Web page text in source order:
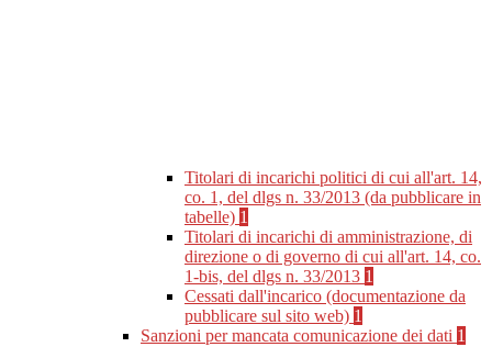
Titolari di incarichi politici di cui all'art. 14,
co. 1, del dlgs n. 33/2013 (da pubblicare in
tabelle) 1
Titolari di incarichi di amministrazione, di
direzione o di governo di cui all'art. 14, co.
1-bis, del dlgs n. 33/2013 1
Cessati dall'incarico (documentazione da
pubblicare sul sito web) 1
Sanzioni per mancata comunicazione dei dati 1